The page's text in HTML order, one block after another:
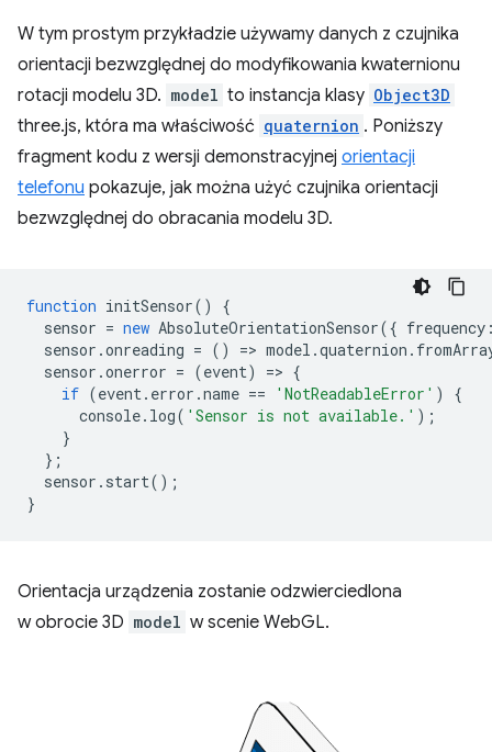
W tym prostym przykładzie używamy danych z czujnika
orientacji bezwzględnej do modyfikowania kwaternionu
rotacji modelu 3D. model to instancja klasy Object3D
three.js, która ma właściwość quaternion . Poniższy
fragment kodu z wersji demonstracyjnej orientacji
telefonu pokazuje, jak można użyć czujnika orientacji
bezwzględnej do obracania modelu 3D.
function initSensor()
{
sensor = new AbsoluteOrientationSensor({ frequency
sensor .onreading = () => model .quaternion .
sensor .onerror = (event) => {
if (event . error .name == 'NotReadableError' )
{
console. log( 'Sensor is not available.' );
}
};
sensor . start();
}
Orientacja urządzenia zostanie odzwierciedlona
w obrocie 3D model w scenie WebGL.